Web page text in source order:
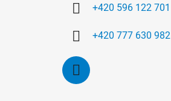
+420 596 122 701
+420 777 630 982